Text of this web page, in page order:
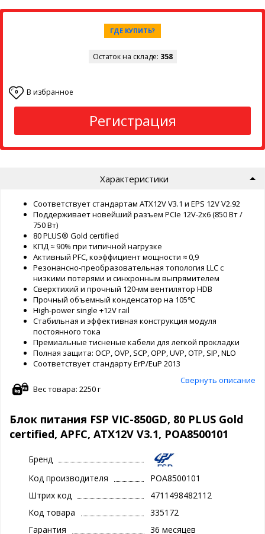
ГДЕ КУПИТЬ?
Остаток на складе: 358
0 В избранное
Регистрация
Характеристики
Соответствует стандартам ATX12V V3.1 и EPS 12V V2.92
Поддерживает новейший разъем PCIe 12V-2x6 (850 Вт /
750 Вт)
80 PLUS® Gold certified
КПД ≈ 90% при типичной нагрузке
Активный PFC, коэффициент мощности ≈ 0,9
Резонансно-преобразовательная топология LLC с
низкими потерями и синхронным выпрямителем
Сверхтихий и прочный 120-мм вентилятор HDB
Прочный объемный конденсатор на 105℃
High-power single +12V rail
Стабильная и эффективная конструкция модуля
постоянного тока
Премиальные тисненые кабели для легкой прокладки
Полная защита: OCP, OVP, SCP, OPP, UVP, OTP, SIP, NLO
Соответствует стандарту ErP/EuP 2013
Свернуть описание
Вес товара: 2250 г
Блок питания FSP VIC-850GD, 80 PLUS Gold
certified, APFC, ATX12V V3.1, POA8500101
Бренд
Код производителя
POA8500101
Штрих код
4711498482112
Код товара
335172
Гарантия
36 месяцев